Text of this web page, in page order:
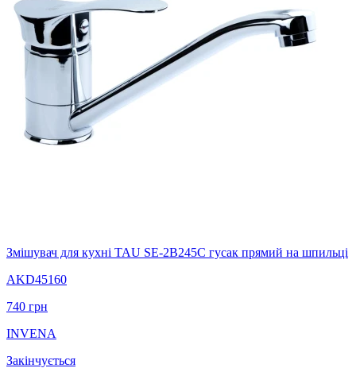
Змішувач для кухні TAU SE-2B245C гусак прямий на шпильці
AKD45160
740 грн
INVENA
Закінчується